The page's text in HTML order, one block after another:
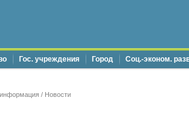
Гос. учреждения Город Соц.-эконом.
/ Новости